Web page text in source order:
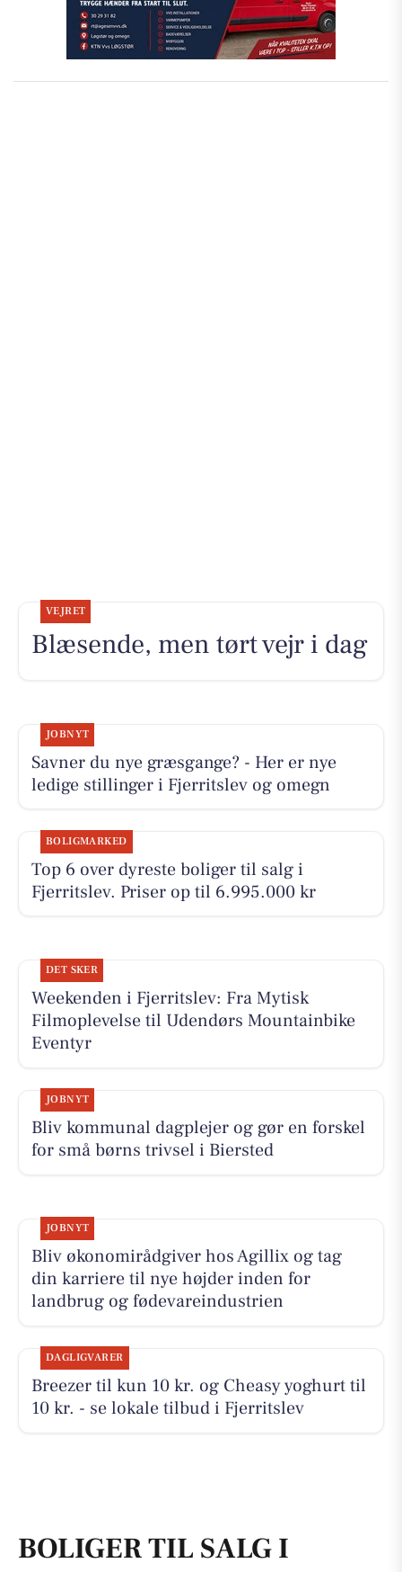
VEJRET
Blæsende, men tørt vejr i dag
JOBNYT
Savner du nye græsgange? - Her er nye
ledige stillinger i Fjerritslev og omegn
BOLIGMARKED
Top 6 over dyreste boliger til salg i
Fjerritslev. Priser op til 6.995.000 kr
DET SKER
Weekenden i Fjerritslev: Fra Mytisk
Filmoplevelse til Udendørs Mountainbike
Eventyr
JOBNYT
Bliv kommunal dagplejer og gør en forskel
for små børns trivsel i Biersted
JOBNYT
Bliv økonomirådgiver hos Agillix og tag
din karriere til nye højder inden for
landbrug og fødevareindustrien
DAGLIGVARER
Breezer til kun 10 kr. og Cheasy yoghurt til
10 kr. - se lokale tilbud i Fjerritslev
BOLIGER TIL SALG I